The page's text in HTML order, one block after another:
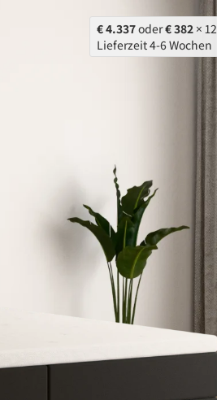
€ 4.337oder€ 382 ×
Lieferzeit 4-6 Wochen